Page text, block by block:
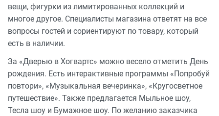
вещи, фигурки из лимитированных коллекций и
многое другое. Специалисты магазина ответят на все
вопросы гостей и сориентируют по товару, который
есть в наличии.
За «Дверью в Хогвартс» можно весело отметить День
рождения. Есть интерактивные программы «Попробуй
повтори», «Музыкальная вечеринка», «Кругосветное
путешествие». Также предлагается Мыльное шоу,
Тесла шоу и Бумажное шоу. По желанию заказчика